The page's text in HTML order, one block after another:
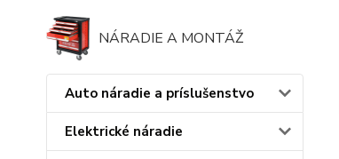
NÁRADIE A MONTÁŽ
Auto náradie a príslušenstvo
Elektrické náradie